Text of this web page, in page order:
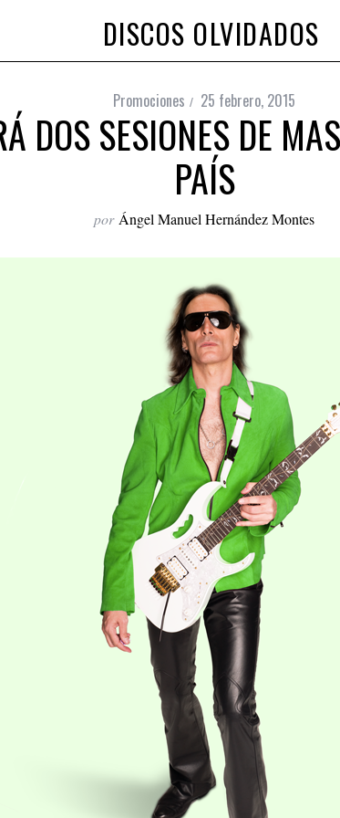
DISCOS OLVIDADOS
Promociones 25 febrero, 2015
DOS SESIONES DE
PAÍS
por Ángel Manuel Hernández Montes